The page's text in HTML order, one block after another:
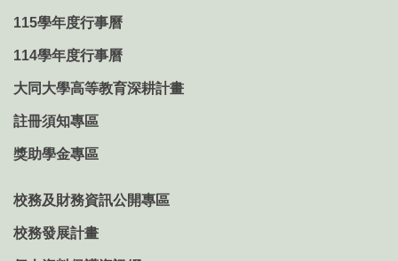
115學年度行事曆
114學年度行事曆
大同大學高等教育深耕計畫
註冊須知專區
獎助學金專區
校務及財務資訊公開專區
校務發展計畫